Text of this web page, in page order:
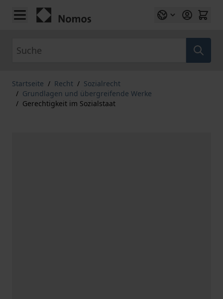
Zum Inhalt springen
Startseite / Recht / Sozialrecht
/ Grundlagen und übergreifende Werke
/ Gerechtigkeit im Sozialstaat